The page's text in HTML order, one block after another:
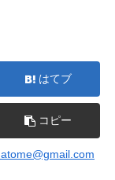
はてブ
コピー